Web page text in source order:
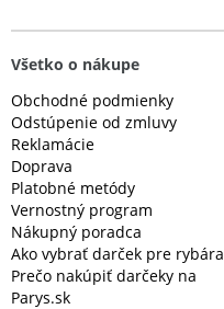
Všetko o nákupe
Obchodné podmienky
Odstúpenie od zmluvy
Reklamácie
Doprava
Platobné metódy
Vernostný program
Nákupný poradca
Ako vybrať darček pre rybára
Prečo nakúpiť darčeky na
Parys.sk